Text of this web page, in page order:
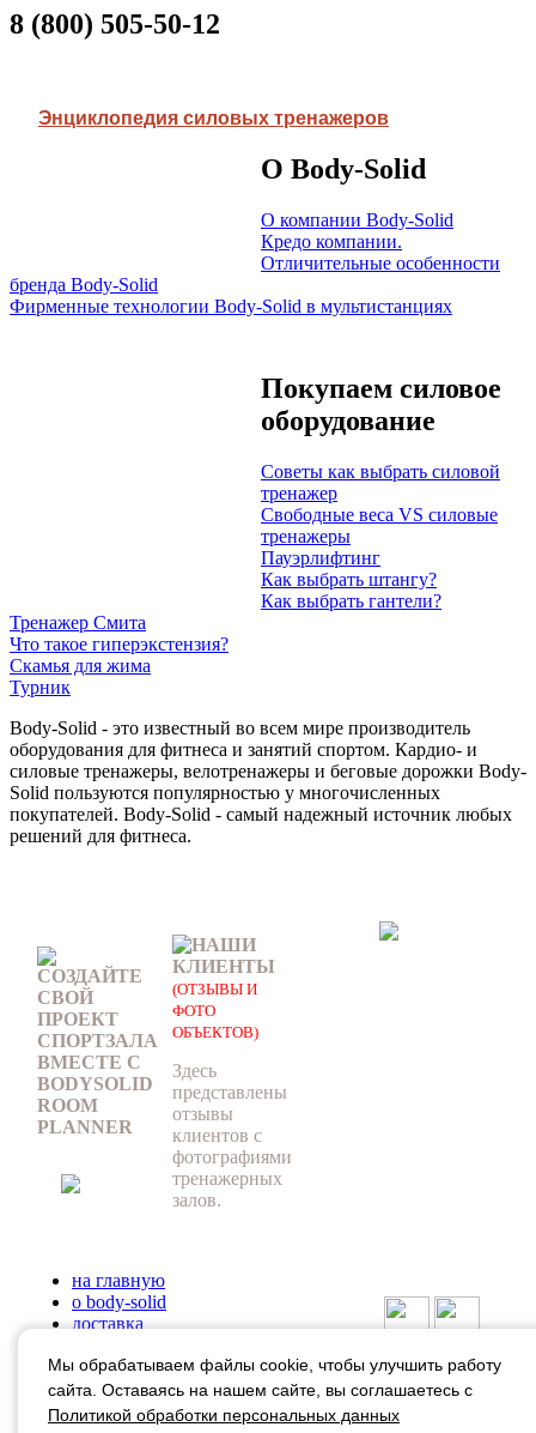
8 (800) 505-50-12
Энциклопедия силовых тренажеров
О Body-Solid
О компании Body-Solid
Кредо компании.
Отличительные особенности
бренда Body-Solid
Фирменные технологии Body-Solid в мультистанциях
Покупаем силовое
оборудование
Советы как выбрать силовой
тренажер
Свободные веса VS силовые
тренажеры
Пауэрлифтинг
Как выбрать штангу?
Как выбрать гантели?
Тренажер Смита
Что такое гиперэкстензия?
Скамья для жима
Турник
Body-Solid - это известный во всем мире производитель
оборудования для фитнеса и занятий спортом. Кардио- и
силовые тренажеры, велотренажеры и беговые дорожки Body-
Solid пользуются популярностью у многочисленных
покупателей. Body-Solid - самый надежный источник любых
решений для фитнеса.
СОЗДАЙТЕ
СВОЙ
ПРОЕКТ
СПОРТЗАЛА
ВМЕСТЕ С
BODYSOLID
ROOM
PLANNER
НАШИ
КЛИЕНТЫ
(ОТЗЫВЫ И
ФОТО
ОБЪЕКТОВ)
Здесь
представлены
отзывы
клиентов с
фотографиями
тренажерных
залов.
на главную
о body-solid
доставка
гарантия
статьи
контакты
Мы обрабатываем файлы cookie, чтобы улучшить работу
сайта. Оставаясь на нашем сайте, вы соглашаетесь с
Политикой обработки персональных данных